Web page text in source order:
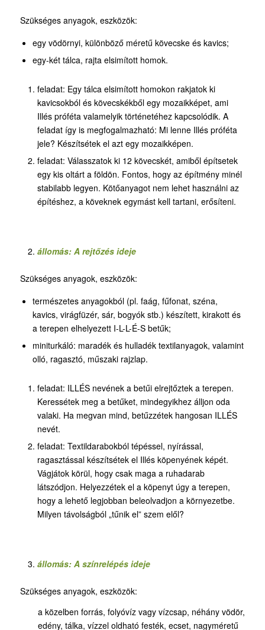
Szükséges anyagok, eszközök:
egy vödörnyi, különböző méretű kövecske és kavics;
egy-két tálca, rajta elsimított homok.
feladat: Egy tálca elsimított homokon rakjatok ki
kavicsokból és kövecskékből egy mozaikképet, ami
Illés próféta valamelyik történetéhez kapcsolódik. A
feladat így is megfogalmazható: Mi lenne Illés próféta
jele? Készítsétek el azt egy mozaikképen.
feladat: Válasszatok ki 12 kövecskét, amiből építsetek
egy kis oltárt a földön. Fontos, hogy az építmény minél
stabilabb legyen. Kötőanyagot nem lehet használni az
építéshez, a köveknek egymást kell tartani, erősíteni.
állomás: A rejtőzés ideje
Szükséges anyagok, eszközök:
természetes anyagokból (pl. faág, fűfonat, széna,
kavics, virágfüzér, sár, bogyók stb.) készített, kirakott és
a terepen elhelyezett I-L-L-É-S betűk;
miniturkáló: maradék és hulladék textilanyagok, valamint
olló, ragasztó, műszaki rajzlap.
feladat: ILLÉS nevének a betűi elrejtőztek a terepen.
Keressétek meg a betűket, mindegyikhez álljon oda
valaki. Ha megvan mind, betűzzétek hangosan ILLÉS
nevét.
feladat: Textildarabokból tépéssel, nyírással,
ragasztással készítsétek el Illés köpenyének képét.
Vágjátok körül, hogy csak maga a ruhadarab
látszódjon. Helyezzétek el a köpenyt úgy a terepen,
hogy a lehető legjobban beleolvadjon a környezetbe.
Milyen távolságból „tűnik el” szem elől?
állomás: A színrelépés ideje
Szükséges anyagok, eszközök:
a közelben forrás, folyóvíz vagy vízcsap, néhány vödör,
edény, tálka, vízzel oldható festék, ecset, nagyméretű